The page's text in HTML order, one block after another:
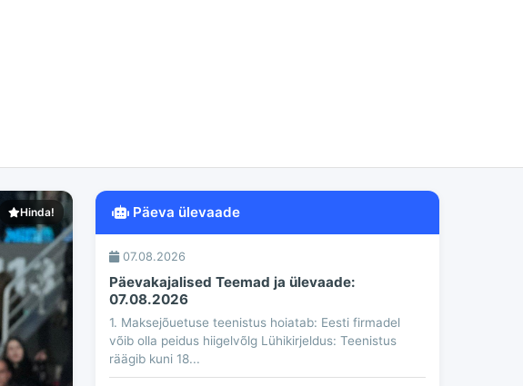
Hinda! Päeva ülevaade
07.08.2026
Päevakajalised Teemad ja ülevaade:
07.08.2026
1. Maksejõuetuse teenistus hoiatab: Eesti firmadel
võib olla peidus hiigelvõlg Lühikirjeldus: Teenistus
räägib kuni 18...